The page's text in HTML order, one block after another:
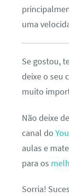
uma
Se gostou,
deixe o seu
muito
Não deixe
canal do
aulas e
para os
Sorria!